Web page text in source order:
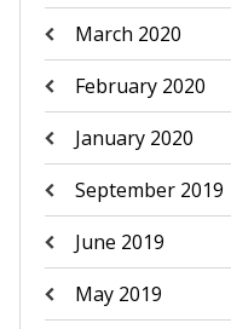
March 2020
February 2020
January 2020
September 2019
June 2019
May 2019